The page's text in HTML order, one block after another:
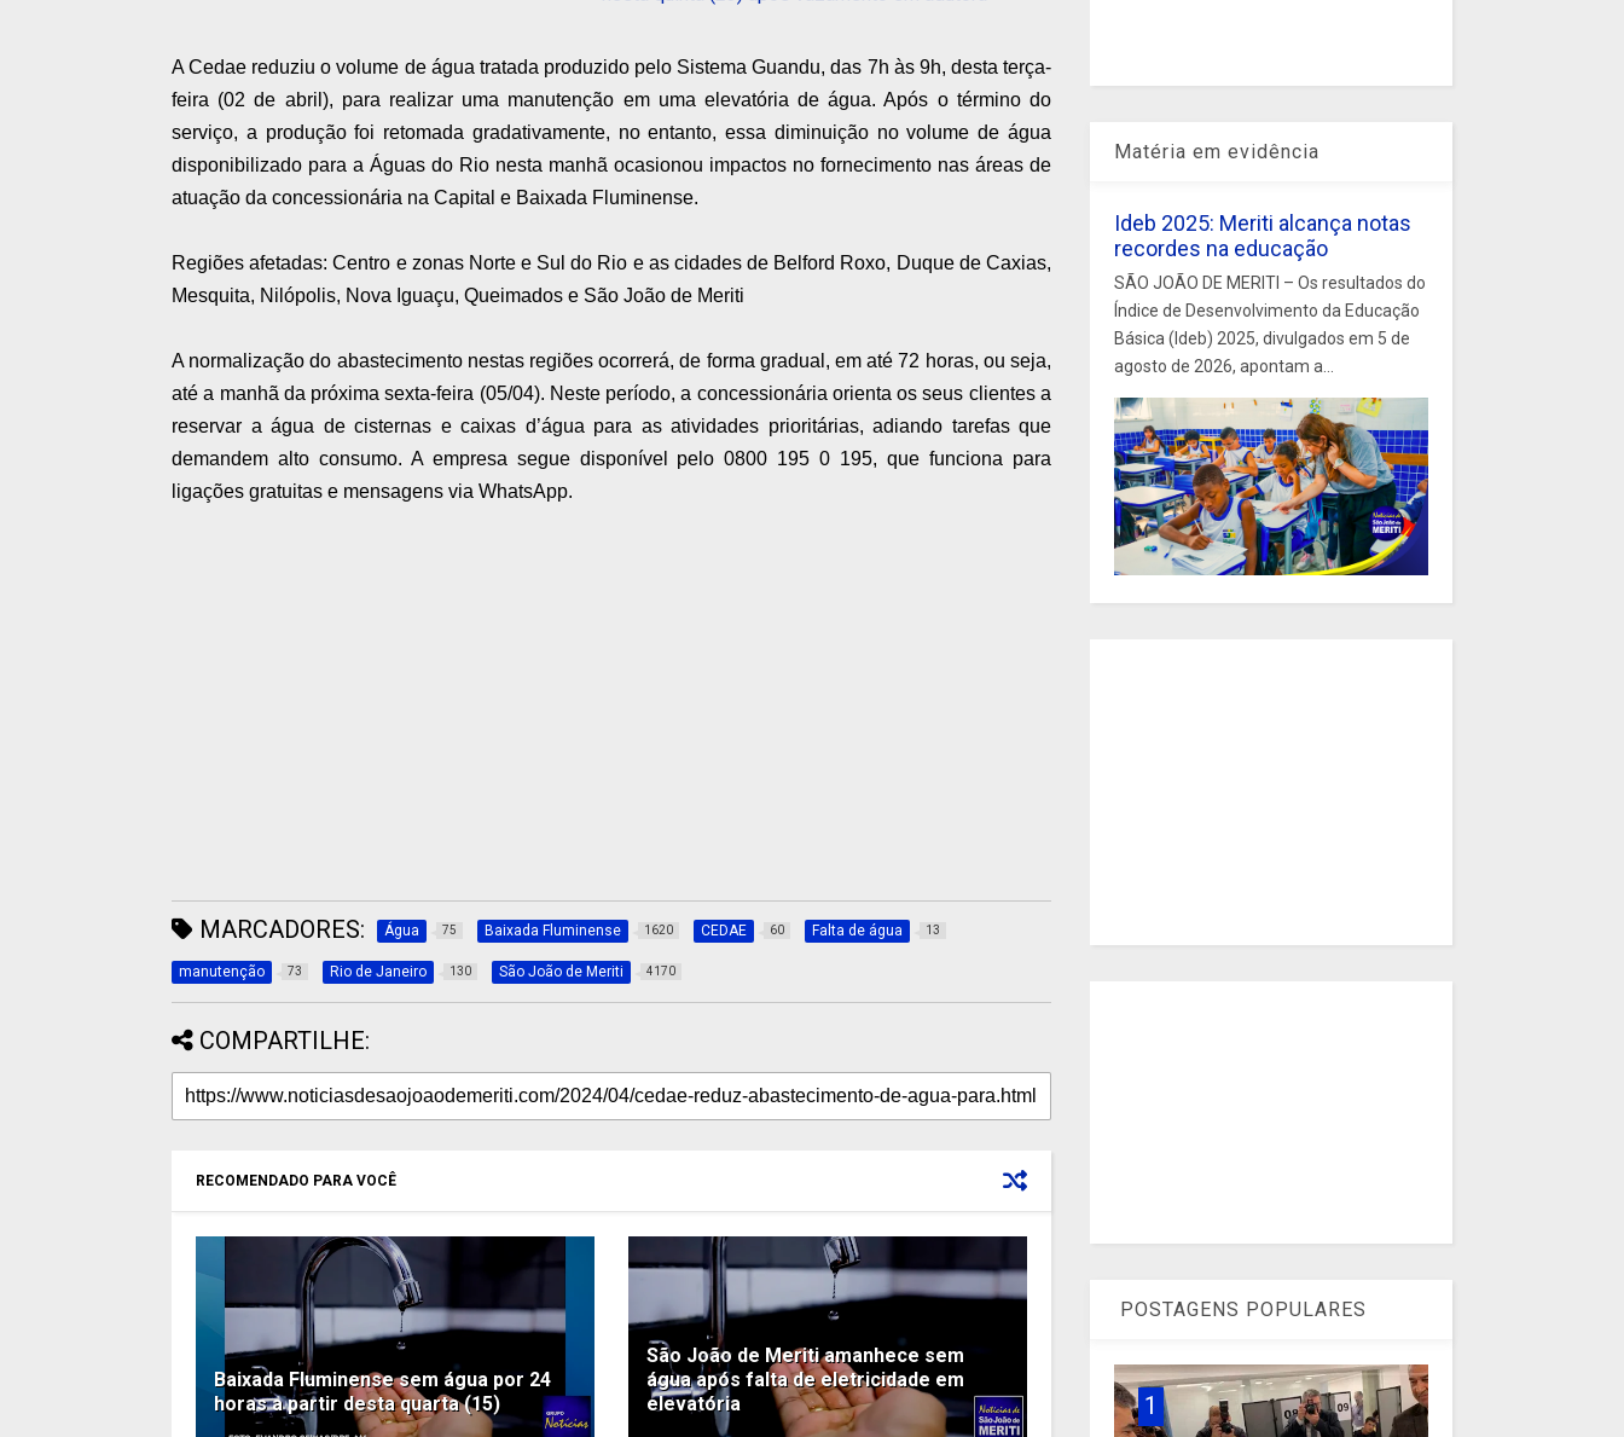
A Cedae reduziu o volume de água tratada produzido pelo Sistema Guandu, das 7h às 9h, desta terça-
feira (02 de abril), para realizar uma manutenção em uma elevatória de água. Após o término do
serviço, a produção foi retomada gradativamente, no entanto, essa diminuição no volume de água
disponibilizado para a Águas do Rio nesta manhã ocasionou impactos no fornecimento nas áreas de
atuação da concessionária na Capital e Baixada Fluminense.
Regiões afetadas: Centro e zonas Norte e Sul do Rio e as cidades de Belford Roxo, Duque de Caxias,
Mesquita, Nilópolis, Nova Iguaçu, Queimados e São João de Meriti
A normalização do abastecimento nestas regiões ocorrerá, de forma gradual, em até 72 horas, ou seja,
até a manhã da próxima sexta-feira (05/04). Neste período, a concessionária orienta os seus clientes a
reservar a água de cisternas e caixas d’água para as atividades prioritárias, adiando tarefas que
demandem alto consumo. A empresa segue disponível pelo 0800 195 0 195, que funciona para
ligações gratuitas e mensagens via WhatsApp.
MARCADORES: Água 75 Baixada Fluminense 1620 CEDAE 60 Falta de água 13
manutenção 73 Rio de Janeiro 130 São João de Meriti 4170
COMPARTILHE:
RECOMENDADO PARA VOCÊ
Baixada Fluminense sem água por 24
horas a partir desta quarta (15)
São João de Meriti amanhece sem
água após falta de eletricidade em
elevatória
Matéria em evidência
Ideb 2025: Meriti alcança notas
recordes na educação
SÃO JOÃO DE MERITI – Os resultados do
Índice de Desenvolvimento da Educação
Básica (Ideb) 2025, divulgados em 5 de
agosto de 2026, apontam a...
POSTAGENS POPULARES
1